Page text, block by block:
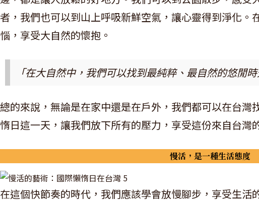
者，我們也可以到山上呼吸新鮮空氣，讓心靈得到淨化。
惱，享受大自然的懷抱。
「在大自然中，我們可以找到最純粹、最自然的悠閒時
總的來說，無論是在家中還是在戶外，我們都可以在台灣
惰日這一天，讓我們放下所有的壓力，享受這份來自台灣
慢活，是一種生活態度
在這個快節奏的時代，我們應該學會放慢腳步，享受生活